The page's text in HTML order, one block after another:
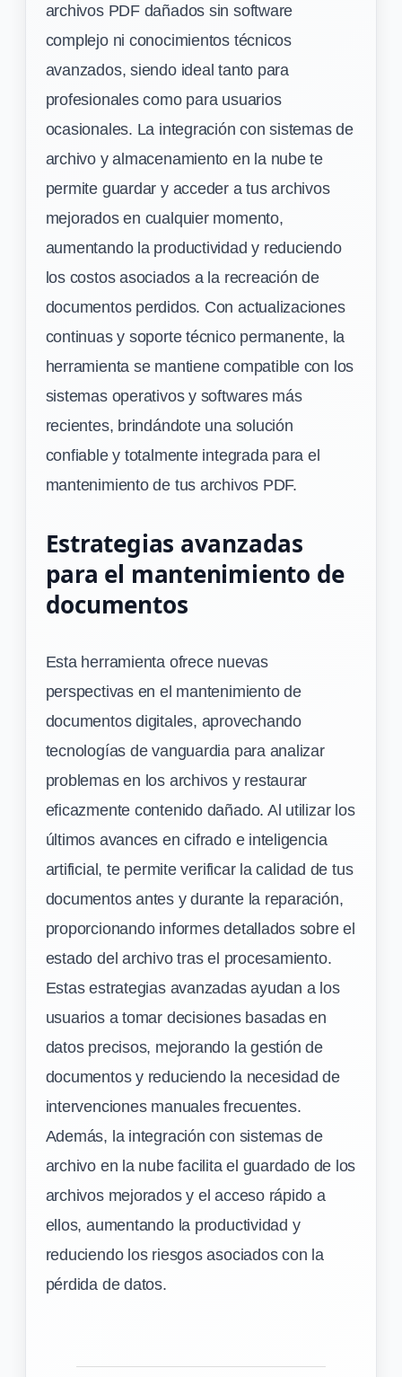
archivos PDF dañados sin software
complejo ni conocimientos técnicos
avanzados, siendo ideal tanto para
profesionales como para usuarios
ocasionales. La integración con sistemas de
archivo y almacenamiento en la nube te
permite guardar y acceder a tus archivos
mejorados en cualquier momento,
aumentando la productividad y reduciendo
los costos asociados a la recreación de
documentos perdidos. Con actualizaciones
continuas y soporte técnico permanente, la
herramienta se mantiene compatible con los
sistemas operativos y softwares más
recientes, brindándote una solución
confiable y totalmente integrada para el
mantenimiento de tus archivos PDF.
Estrategias avanzadas
para el mantenimiento de
documentos
Esta herramienta ofrece nuevas
perspectivas en el mantenimiento de
documentos digitales, aprovechando
tecnologías de vanguardia para analizar
problemas en los archivos y restaurar
eficazmente contenido dañado. Al utilizar los
últimos avances en cifrado e inteligencia
artificial, te permite verificar la calidad de tus
documentos antes y durante la reparación,
proporcionando informes detallados sobre el
estado del archivo tras el procesamiento.
Estas estrategias avanzadas ayudan a los
usuarios a tomar decisiones basadas en
datos precisos, mejorando la gestión de
documentos y reduciendo la necesidad de
intervenciones manuales frecuentes.
Además, la integración con sistemas de
archivo en la nube facilita el guardado de los
archivos mejorados y el acceso rápido a
ellos, aumentando la productividad y
reduciendo los riesgos asociados con la
pérdida de datos.